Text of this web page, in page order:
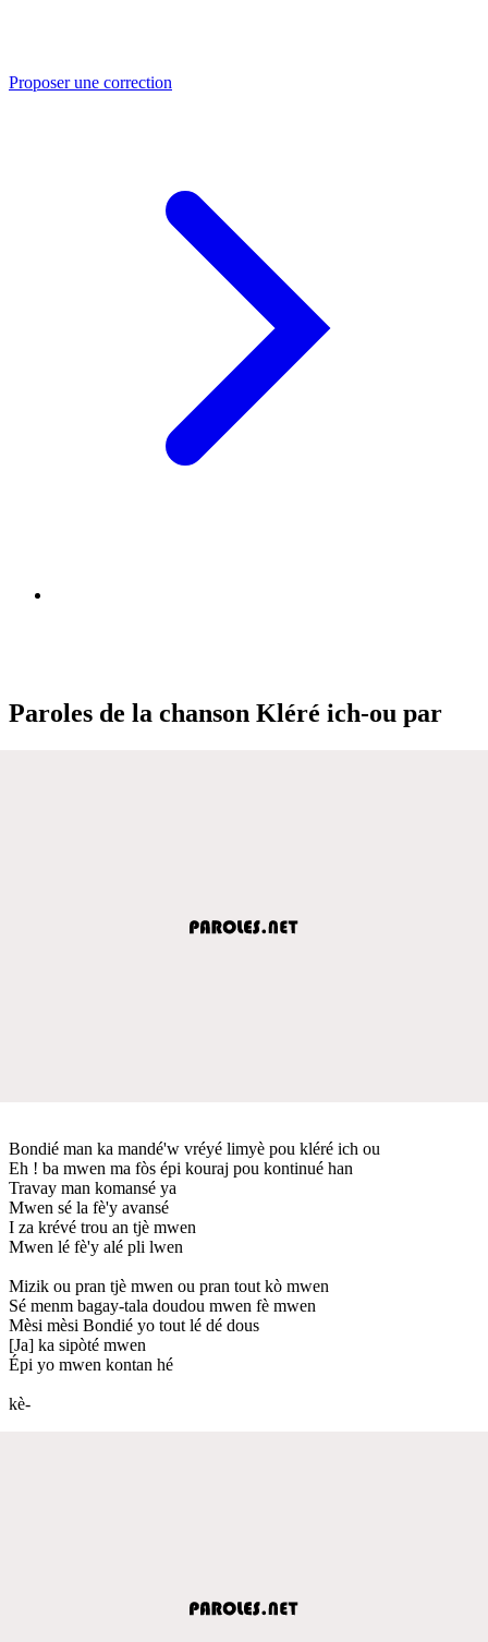
Proposer une correction
Paroles de la chanson Kléré ich-ou par
Bondié man ka mandé'w vréyé limyè pou kléré ich ou
Eh ! ba mwen ma fòs épi kouraj pou kontinué han
Travay man komansé ya
Mwen sé la fè'y avansé
I za krévé trou an tjè mwen
Mwen lé fè'y alé pli lwen
Mizik ou pran tjè mwen ou pran tout kò mwen
Sé menm bagay-tala doudou mwen fè mwen
Mèsi mèsi Bondié yo tout lé dé dous
[Ja] ka sipòté mwen
Épi yo mwen kontan hé
kè-